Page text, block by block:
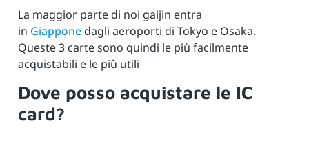
La maggior parte di noi gaijin entra
in Giappone dagli aeroporti di Tokyo e Osaka.
Queste 3 carte sono quindi le più facilmente
acquistabili e le più utili
Dove posso acquistare le IC
card?